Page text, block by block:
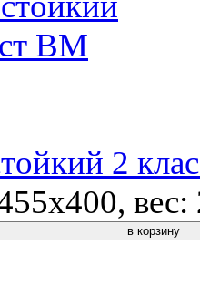
2
вес:
в корзину